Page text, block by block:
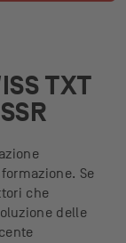
TXT
Se
che
delle